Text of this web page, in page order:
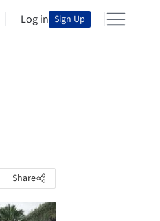
Log in Sign Up
Share